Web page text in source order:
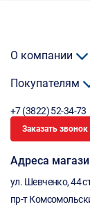
О компании
Покупателям
+7 (3822) 52-34-73
Заказать звонок
Адреса
ул. Шевченко, 44
пр-т